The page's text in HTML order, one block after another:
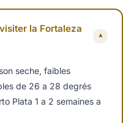
la Fortaleza
▾
seche, faibles
de 26 a 28 degrés
Plata 1 a 2 semaines a